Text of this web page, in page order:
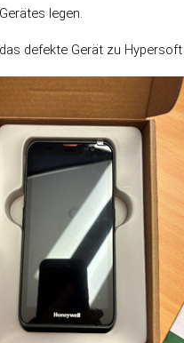
legen.
defekte Gerät zu